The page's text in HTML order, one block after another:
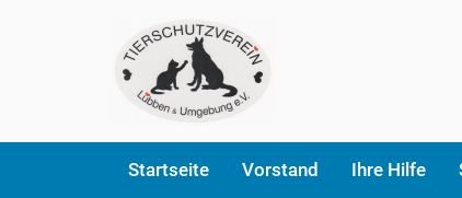
Startseite Vorstand Ihre Hilfe